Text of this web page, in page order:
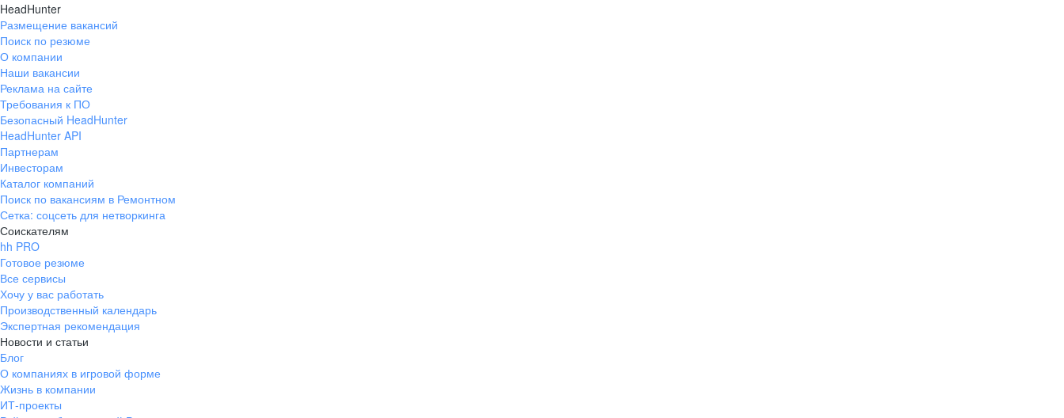
HeadHunter
Размещение вакансий
Поиск по резюме
О компании
Наши вакансии
Реклама на сайте
Требования к ПО
Безопасный HeadHunter
HeadHunter API
Партнерам
Инвесторам
Каталог компаний
Поиск по вакансиям в Ремонтном
Сетка: соцсеть для нетворкинга
Соискателям
hh PRO
Готовое резюме
Все сервисы
Хочу у вас работать
Производственный календарь
Экспертная рекомендация
Новости и статьи
Блог
О компаниях в игровой форме
Жизнь в компании
ИТ-проекты